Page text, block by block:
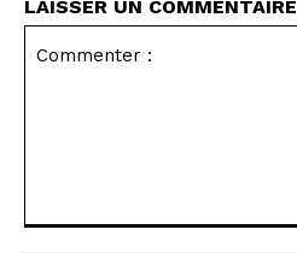
LAISSER UN COMMENTAIRE